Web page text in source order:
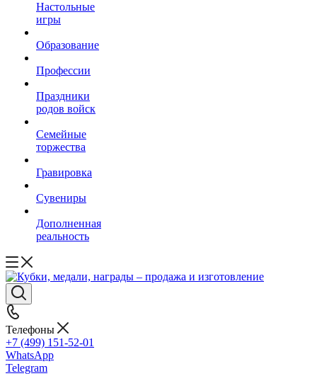
Настольные
игры
Образование
Профессии
Праздники
родов войск
Семейные
торжества
Гравировка
Сувениры
Дополненная
реальность
Телефоны
+7 (499) 151-52-01
WhatsApp
Telegram